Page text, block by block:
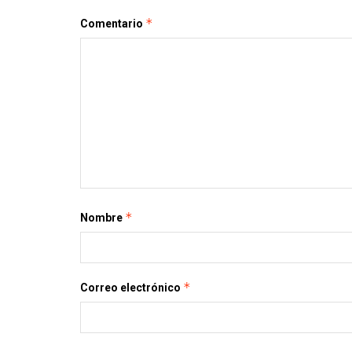
Comentario *
Nombre *
Correo electrónico *